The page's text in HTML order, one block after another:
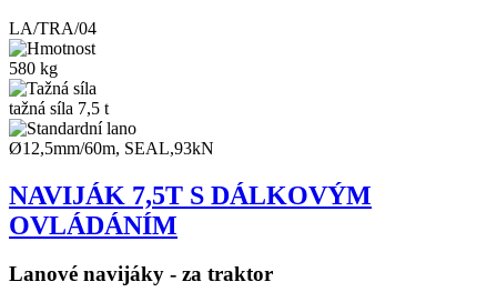
LA/TRA/04
580 kg
tažná síla 7,5 t
Ø12,5mm/60m, SEAL,93kN
NAVIJÁK 7,5T S DÁLKOVÝM
OVLÁDÁNÍM
Lanové navijáky - za traktor